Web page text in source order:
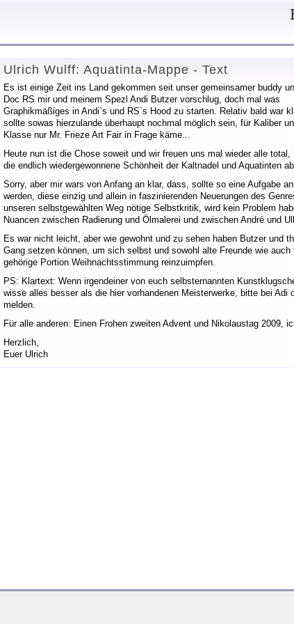
Ulrich Wulff: Aquatinta-Mappe - Text
Es ist einige Zeit ins Land gekommen seit unser gemeinsamer buddy
Doc RS mir und meinem Spezl Andi Butzer vorschlug, doch mal was
Graphikmäßiges in Andi`s und RS`s Hood zu starten. Relativ bald war
sollte sowas hierzulande überhaupt nochmal möglich sein, für Kaliber
Klasse nur Mr. Frieze Art Fair in Frage käme...
Heute nun ist die Chose soweit und wir freuen uns mal wieder alle
die endlich wiedergewonnene Schönheit der Kaltnadel und Aquatinten
Sorry, aber mir wars von Anfang an klar, dass, sollte so eine Aufgabe
werden, diese einzig und allein in faszinierenden Neuerungen des
unseren selbstgewählten Weg nötige Selbstkritik, wird kein Problem
Nuancen zwischen Radierung und Ölmalerei und zwischen André und
Es war nicht leicht, aber wie gewohnt und zu sehen haben Butzer und
Gang setzen können, um sich selbst und sowohl alte Freunde wie
gehörige Portion Weihnachtsstimmung reinzuimpfen.
PS: Klartext: Wenn irgendeiner von euch selbsternannten
wisse alles besser als die hier vorhandenen Meisterwerke, bitte bei Adi
melden.
Für alle anderen: Einen Frohen zweiten Advent und Nikolaustag 2009,
Herzlich,
Euer Ulrich